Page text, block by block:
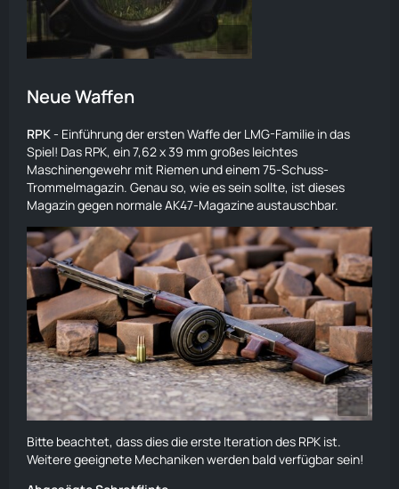
Neue Waffen
RPK- Einführung der ersten Waffe der LMG-Familie in das
Spiel! Das RPK, ein 7,62 x 39 mm großes leichtes
Maschinengewehr mit Riemen und einem 75-Schuss-
Trommelmagazin. Genau so, wie es sein sollte, ist dieses
Magazin gegen normaleAK47-Magazine austauschbar.
Bitte beachtet, dass dies die erste Iteration des RPK ist.
Weitere geeignete Mechaniken werden bald verfügbar sein!